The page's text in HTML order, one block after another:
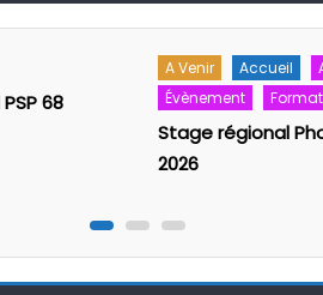
Actualités
Affiches
GDF Photo Vidéo
régional Photo-Vidéo Printemps